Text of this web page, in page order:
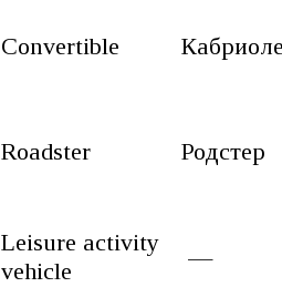
Convertible
Roadster Родстер
Leisure activity
vehicle
—